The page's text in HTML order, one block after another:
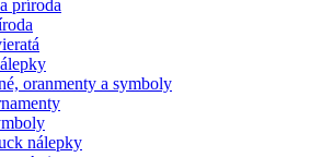
príroda
oranmenty a symboly
nálepky